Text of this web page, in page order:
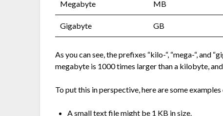
Megabyte MB
Gigabyte GB
As you can see, the prefixes “kilo-“, “mega-“, and
megabyte is 1000 times larger than a kilobyte,
To put this in perspective, here are some
A small text file might be 1 KB in size.